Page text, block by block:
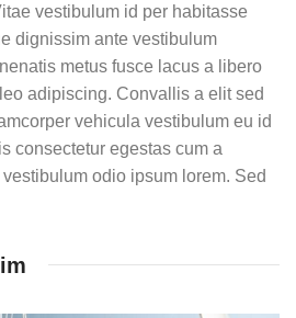
vestibulum id per habitasse
dignissim ante vestibulum
metus fusce lacus a libero
adipiscing. Convallis a elit sed
vehicula vestibulum eu id
consectetur egestas cum a
odio ipsum lorem. Sed